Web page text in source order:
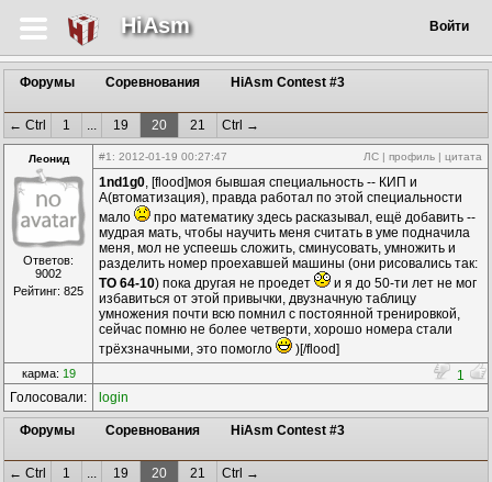
HiAsm Войти
Форумы Соревнования HiAsm Contest #3
← Ctrl 1 ... 19 20 21 Ctrl →
Леонид
Ответов:
9002
Рейтинг: 825
#1 : 2012-01-19 00:27:47 ЛС | профиль | цитата
1nd1g0, [flood]моя бывшая специальность -- КИП и
А(втоматизация), правда работал по этой специальности
мало
про математику здесь расказывал, ещё добавить --
мудрая мать, чтобы научить меня считать в уме подначила
меня, мол не успеешь сложить, сминусовать, умножить и
разделить номер проехавшей машины (они рисовались так:
ТО 64-10) пока другая не проедет
и я до 50-ти лет не мог
избавиться от этой привычки, двузначную таблицу
умножения почти всю помнил с постоянной тренировкой,
сейчас помню не более четверти, хорошо номера стали
трёхзначными, это помогло
)[/flood]
карма: 19
1
Голосовали:
login
Форумы Соревнования HiAsm Contest #3
← Ctrl 1 ... 19 20 21 Ctrl →